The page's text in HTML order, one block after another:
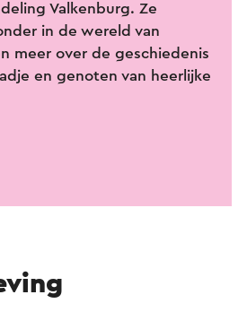
Valkenburg. Ze
in de wereld van
meer over de geschiedenis
en genoten van heerlijke